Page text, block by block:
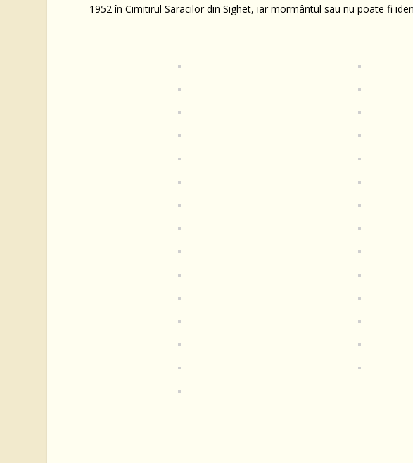
1952 în Cimitirul Saracilor din Sighet, iar mormântul sau nu poate fi